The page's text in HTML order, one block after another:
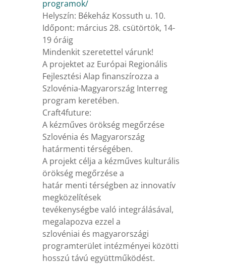
programok/
Helyszín: Békeház Kossuth u. 10.
Időpont: március 28. csütörtök, 14-
19 óráig
Mindenkit szeretettel várunk!
A projektet az Európai Regionális
Fejlesztési Alap finanszírozza a
Szlovénia-Magyarország Interreg
program keretében.
Craft4future:
A kézműves örökség megőrzése
Szlovénia és Magyarország
határmenti térségében.
A projekt célja a kézműves kulturális
örökség megőrzése a
határ menti térségben az innovatív
megközelítések
tevékenységbe való integrálásával,
megalapozva ezzel a
szlovéniai és magyarországi
programterület intézményei közötti
hosszú távú együttműködést.